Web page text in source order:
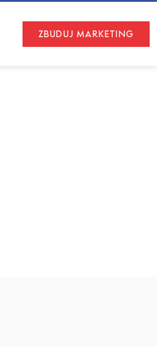
ZBUDUJ MARKETING